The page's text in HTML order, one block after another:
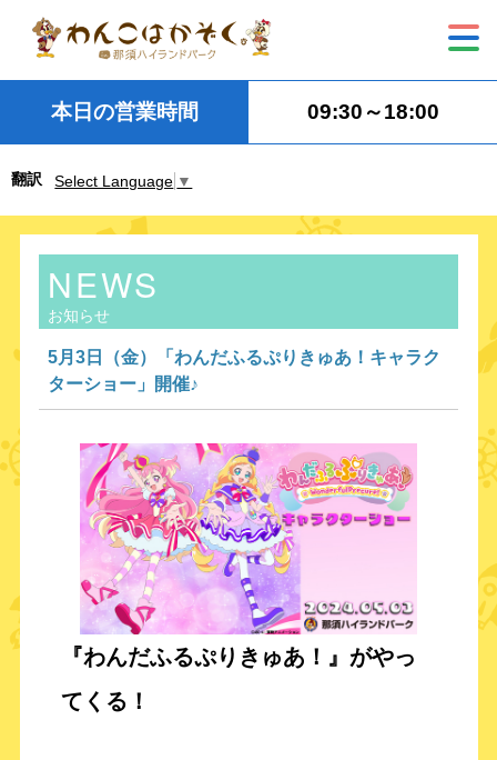
本日の営業時間 09:30～18:00
翻訳 Select Language ▼
NEWS
お知らせ
5月3日（金）「わんだふるぷりきゅあ！キャラク
ターショー」開催♪
『わんだふるぷりきゅあ！ 』がやっ
てくる！